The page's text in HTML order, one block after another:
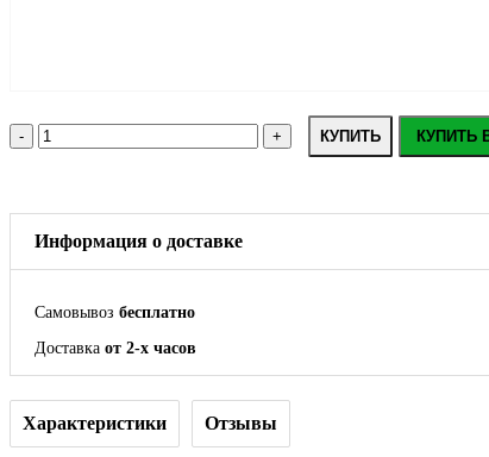
КУПИТЬ КУПИТЬ
Информация о доставке
Самовывоз бесплатно
Доставка от 2-х часов
Характеристики Отзывы